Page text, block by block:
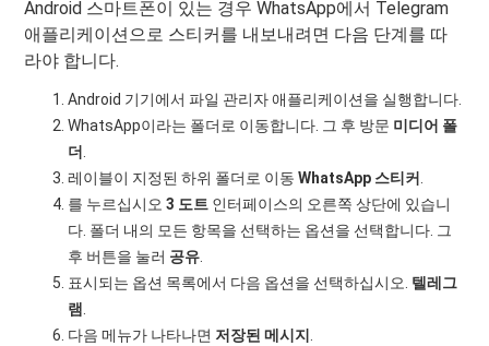
Android 스마트폰이 있는 경우 WhatsApp에서 Telegram
애플리케이션으로 스티커를 내보내려면 다음 단계를 따
라야 합니다.
Android 기기에서 파일 관리자 애플리케이션을 실행합니다.
WhatsApp이라는 폴더로 이동합니다. 그 후 방문 미디어 폴
더
레이블이 지정된 하위 폴더로 이동WhatsApp 스티커
를 누르십시오3 도트 인터페이스의 오른쪽 상단에 있습니
다. 폴더 내의 모든 항목을 선택하는 옵션을 선택합니다. 그
후 버튼을 눌러 공유
표시되는 옵션 목록에서 다음 옵션을 선택하십시오. 텔레그
램
다음 메뉴가 나타나면 저장된 메시지